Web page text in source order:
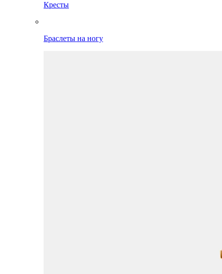
Кресты
Браслеты на ногу